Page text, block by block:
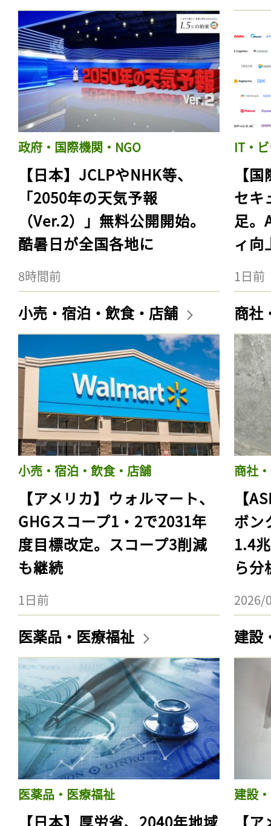
政府・国際機関・NGO
【日本】JCLPやNHK等、
「2050年の天気予報
（Ver.2）」無料公開開始。
酷暑日が全国各地に
8時間前
IT・
【
セキ
足。
ィ向
1日前
小売・宿泊・飲食・店舗
小売・宿泊・飲食・店舗
【アメリカ】ウォルマート、
GHGスコープ1・2で2031年
度目標改定。スコープ3削減
も継続
1日前
商社
商社
【
ボン
1.4
ら分
2026/
医薬品・医療福祉
医薬品・医療福祉
【日本】厚労省、2040年地域
建設
建設
【